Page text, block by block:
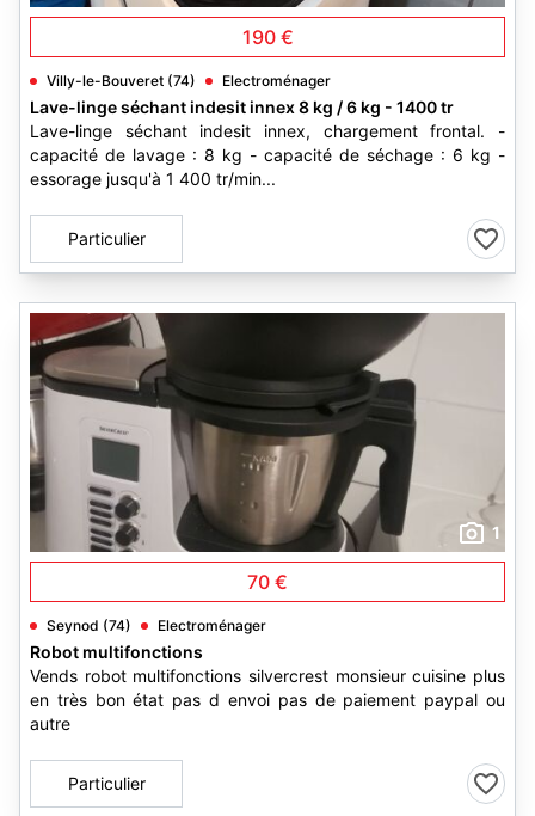
190 €
Villy-le-Bouveret (74) Electroménager
Lave-linge séchant indesit innex 8 kg / 6 kg - 1400 tr
Lave-linge séchant indesit innex, chargement frontal. -
capacité de lavage : 8 kg - capacité de séchage : 6 kg -
essorage jusqu'à 1 400 tr/min...
Particulier
1
70 €
Seynod (74) Electroménager
Robot multifonctions
Vends robot multifonctions silvercrest monsieur cuisine plus
en très bon état pas d envoi pas de paiement paypal ou
autre
Particulier